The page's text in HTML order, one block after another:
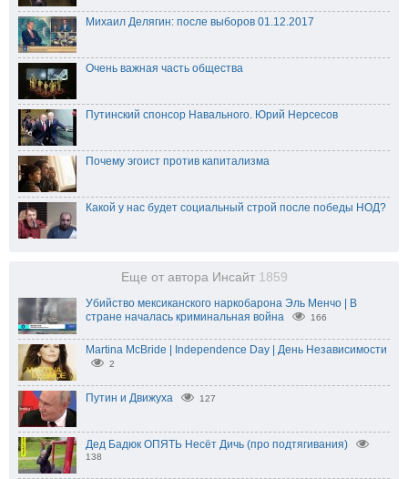
Михаил Делягин: после выборов 01.12.2017
Очень важная часть общества
Путинский спонсор Навального. Юрий Нерсесов
Почему эгоист против капитализма
Какой у нас будет социальный строй после победы НОД?
Еще от автора Инсайт 1859
Убийство мексиканского наркобарона Эль Менчо | В
стране началась криминальная война
166
Martina McBride | Independence Day | День Независимости
2
Путин и Движуха 127
Дед Бадюк ОПЯТЬ Несёт Дичь (про подтягивания)
138